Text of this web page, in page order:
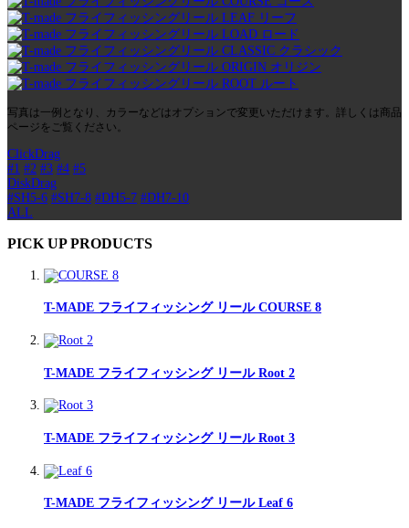
写真は一例となり、カラーなどはオプションで変更いただけます。詳しくは商品
ページをご覧ください。
ClickDrag
#1 #2 #3 #4 #5
DiskDrag
#SH5-6 #SH7-8 #DH5-7 #DH7-10
ALL
PICK UP PRODUCTS
T-MADE フライフィッシング リール COURSE 8
T-MADE フライフィッシング リール Root 2
T-MADE フライフィッシング リール Root 3
T-MADE フライフィッシング リール Leaf 6